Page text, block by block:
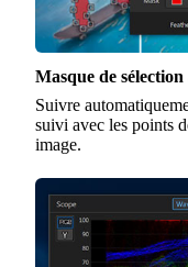
Masque de
Suivre
suivi avec les points
image.